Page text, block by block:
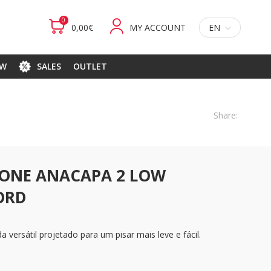
0
0,00€ MY ACCOUNT EN
SALES OUTLET
Share:
ANACAPA 2 LOW
versátil projetado para um pisar mais leve e fácil.